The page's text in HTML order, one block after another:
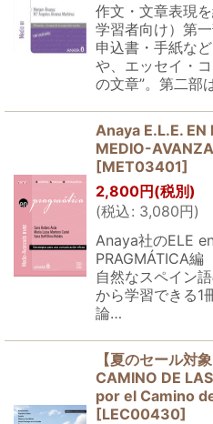
作文・文章表現
学習者向け）第
申込書・手紙な
や、エッセイ・
の文章”。第二部
Anaya E.L.E.
MEDIO-
[MET03401]
2,800円(税別)
(税込: 3,080円)
Anaya社のELE
PRAGMÁTICA編
自然なスペイン
から学習できる1
論…
【夏のセール対
CAMINO DE
por el Camino
[LEC00430]